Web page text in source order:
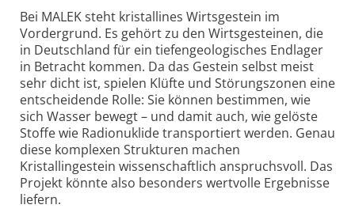
Bei MALEK steht kristallines Wirtsgestein im
Vordergrund. Es gehört zu den Wirtsgesteinen, die
in Deutschland für ein tiefengeologisches Endlager
in Betracht kommen. Da das Gestein selbst meist
sehr dicht ist, spielen Klüfte und Störungszonen eine
entscheidende Rolle: Sie können bestimmen, wie
sich Wasser bewegt – und damit auch, wie gelöste
Stoffe wie Radionuklide transportiert werden. Genau
diese komplexen Strukturen machen
Kristallingestein wissenschaftlich anspruchsvoll. Das
Projekt könnte also besonders wertvolle Ergebnisse
liefern.